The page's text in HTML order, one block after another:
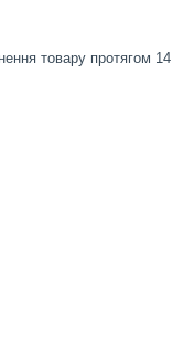
товару протягом 14